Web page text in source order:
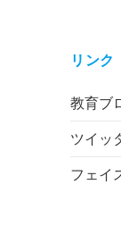
リンク
教育ブ
ツイッ
フェイ